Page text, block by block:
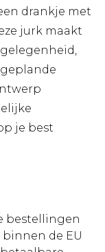
drankje met
jurk maakt
je best
bestellingen
de EU